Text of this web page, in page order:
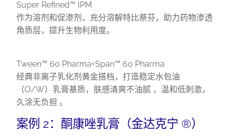
Super Refined™ IPM
作为溶剂和促渗剂，充分溶解特比萘芬，助力药物渗透
角质层，提升生物利用度。
Tween™ 60 Pharma+Span™ 60 Pharma
经典非离子乳化剂黄金搭档，打造稳定水包油
（O/W）乳膏基质，肤感清爽不油腻 ，温和低刺激，
久涂无负担 。
案例 2：酮康唑乳膏（金达克宁 ®）